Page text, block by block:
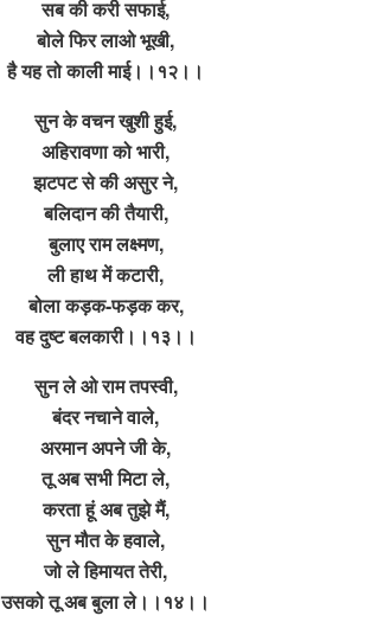
सब की करी सफाई,
बोले फिर लाओ भूखी,
है यह तो काली माई।।१२।।
सुन के वचन खुशी हुई,
अहिरावणा को भारी,
झटपट से की असुर ने,
बलिदान की तैयारी,
बुलाए राम लक्ष्मण,
ली हाथ में कटारी,
बोला कड़क-फड़क कर,
वह दुष्ट बलकारी।।१३।।
सुन ले ओ राम तपस्वी,
बंदर नचाने वाले,
अरमान अपने जी के,
तू अब सभी मिटा ले,
करता हूं अब तुझे मैं,
सुन मौत के हवाले,
जो ले हिमायत तेरी,
उसको तू अब बुला ले।।१४।।